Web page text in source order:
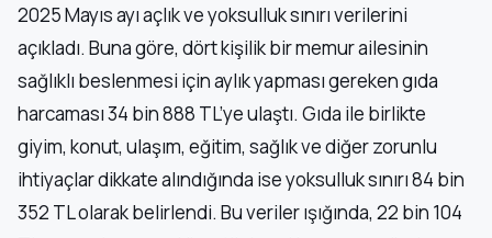
2025 Mayıs ayı açlık ve yoksulluk sınırı verilerini
açıkladı. Buna göre, dört kişilik bir memur ailesinin
sağlıklı beslenmesi için aylık yapması gereken gıda
harcaması 34 bin 888 TL’ye ulaştı. Gıda ile birlikte
giyim, konut, ulaşım, eğitim, sağlık ve diğer zorunlu
ihtiyaçlar dikkate alındığında ise yoksulluk sınırı 84 bin
352 TL olarak belirlendi. Bu veriler ışığında, 22 bin 104